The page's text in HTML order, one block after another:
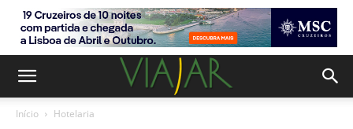
Início Hotelaria